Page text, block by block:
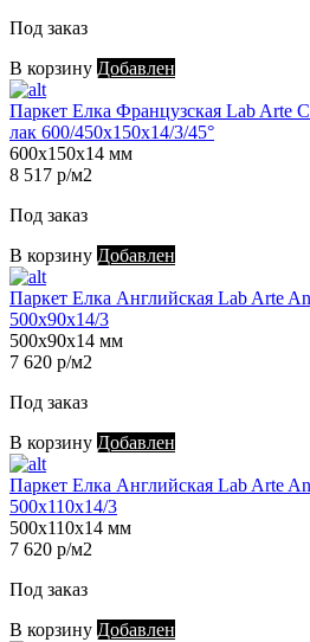
Под заказ
В корзину Добавлен
Паркет Елка Французская Lab Arte
лак 600/450х150х14/3/45°
600х150х14 мм
8 517 р/м2
Под заказ
В корзину Добавлен
Паркет Елка Английская Lab Arte
500х90х14/3
500х90х14 мм
7 620 р/м2
Под заказ
В корзину Добавлен
Паркет Елка Английская Lab Arte
500х110х14/3
500х110х14 мм
7 620 р/м2
Под заказ
В корзину Добавлен